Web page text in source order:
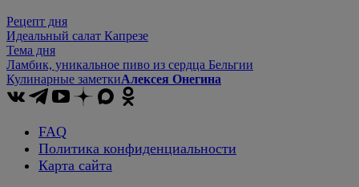
Рецепт дня
Идеальный салат Капрезе
Тема дня
Ламбик, уникальное пиво из сердца Бельгии
Кулинарные заметкиАлексея Онегина
FAQ
Политика конфиденциальности
Карта сайта